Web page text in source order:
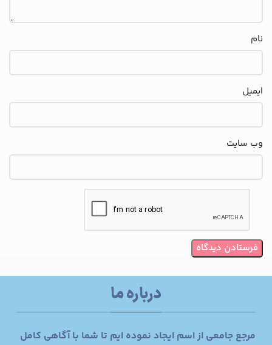
نام
ایمیل
وب‌ سایت
درباره ما
مرجع جامعی از اسم ایجاد نموده ایم تا شما با آگاهی کامل